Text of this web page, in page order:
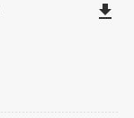
file_download